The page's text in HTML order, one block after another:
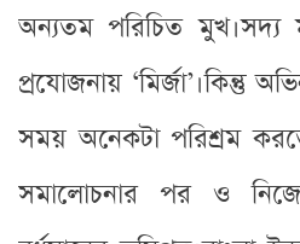
অন্যতম পরিচিত মুখ।সদ্য
প্রযোজনায় ‘মির্জা’।কিন্তু
সময় অনেকটা পরিশ্রম
সমালোচনার পর ও